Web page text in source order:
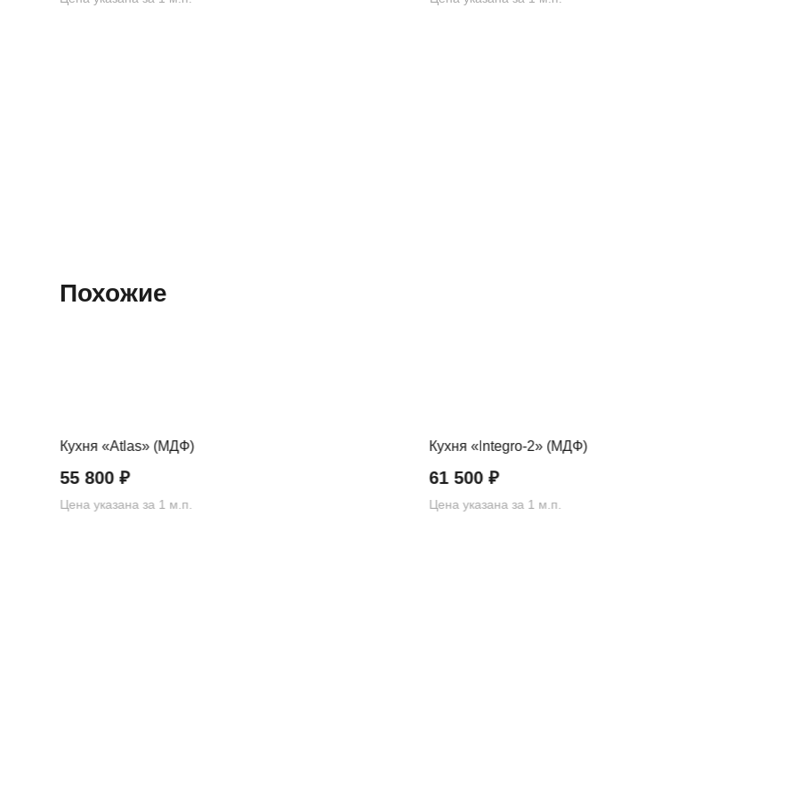
Похожие
Кухня «Atlas» (МДФ)
55 800₽
Цена указана за 1 м.п.
Кухня «Integro-2» (МДФ)
61 500₽
Цена указана за 1 м.п.